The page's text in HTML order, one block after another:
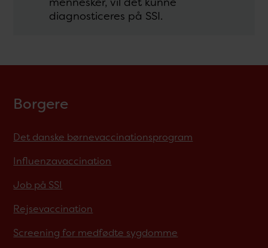
diagnosticeres på SSI.
Borgere
Det danske børnevaccinationsprogram
Influenzavaccination
Job på SSI
Rejsevaccination
Screening for medfødte sygdomme